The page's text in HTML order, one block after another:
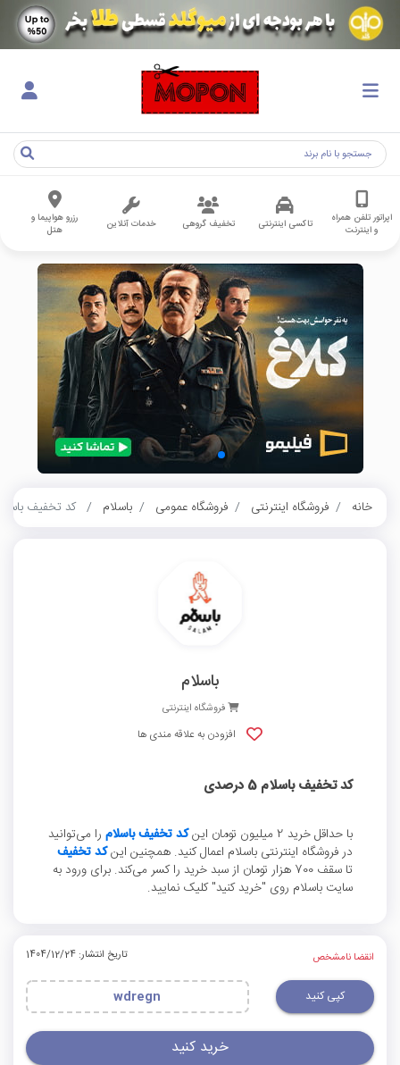
اپراتور تلفن همراه
و اینترنت
تاکسی اینترنتی تخفیف گروهی خدمات آنلاین
رزرو هواپیما و
هتل
خانه فروشگاه اینترنتی فروشگاه عمومی باسلام کد تخفیف باسلام 5
باسلام
فروشگاه اینترنتی
افزودن به علاقه مندی ها
کد تخفیف باسلام 5 درصدی
با حداقل خرید 2 میلیون تومان این کد تخفیف باسلامرا می‌توانید
در فروشگاه اینترنتی باسلام اعمال کنید. همچنین اینکد تخفیف
تا سقف 700 هزار تومان از سبد خرید را کسر می‌کند. برای ورود به
سایت باسلام روی "خرید کنید" کلیک نمایید.
انقضا نامشخص تاریخ انتشار: 1404/12/24
کپی کنید wdregn
خرید کنید